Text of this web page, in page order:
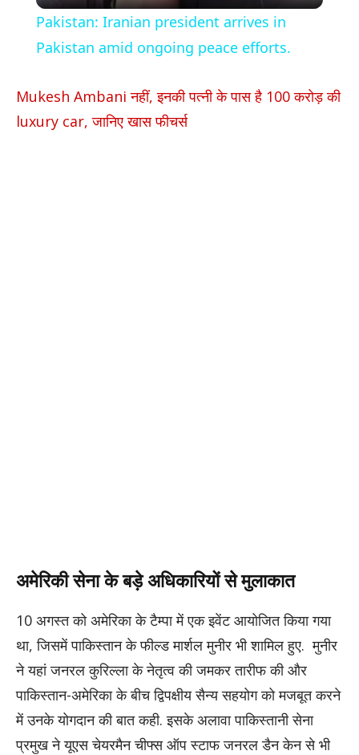
Pakistan: Iranian president arrives in
Pakistan amid ongoing peace efforts.
Mukesh Ambani नहीं, इनकी पत्नी के पास है 100 करोड़ की
luxury car, जानिए खास फीचर्स
अमेरिकी सेना के बड़े अधिकारियों से मुलाकात
10 अगस्त को अमेरिका के टैम्पा में एक इवेंट आयोजित किया गया
था, जिसमें पाकिस्तान के फील्ड मार्शल मुनीर भी शामिल हुए. मुनीर
ने यहां जनरल कुरिल्ला के नेतृत्व की जमकर तारीफ की और
पाकिस्तान-अमेरिका के बीच द्विपक्षीय सैन्य सहयोग को मजबूत करने
में उनके योगदान की बात कही. इसके अलावा पाकिस्तानी सेना
प्रमुख ने यूएस चेयरमैन चीफ्स ऑप स्टाफ जनरल डैन केन से भी